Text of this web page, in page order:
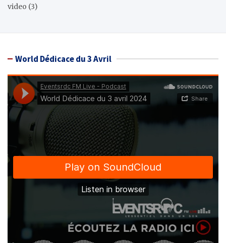
video (3)
World Dédicace du 3 Avril